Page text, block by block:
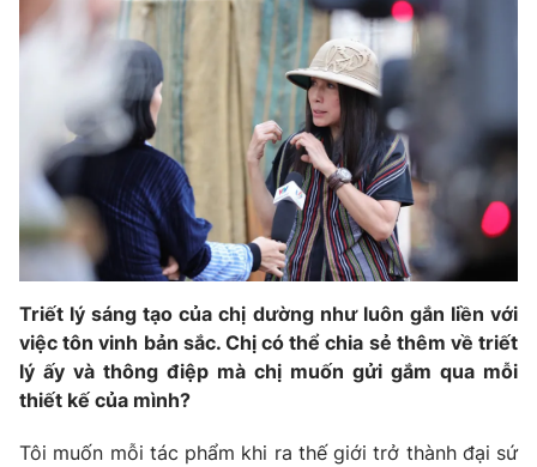
Triết lý sáng tạo của chị dường như luôn gắn liền với
việc tôn vinh bản sắc. Chị có thể chia sẻ thêm về triết
lý ấy và thông điệp mà chị muốn gửi gắm qua mỗi
thiết kế của mình?
Tôi muốn mỗi tác phẩm khi ra thế giới trở thành đại sứ